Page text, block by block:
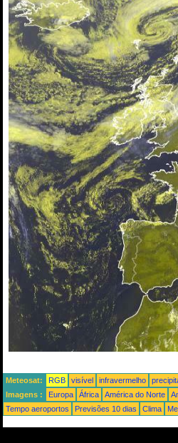
Meteosat: RGB visível infravermelho
Imagens :
Europa África América do Norte
Tempo aeroportos
Previsões 10 dias Clima